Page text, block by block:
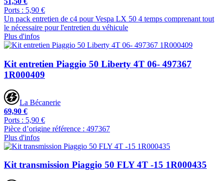
Ports : 5,90 €
Un pack entretien de c4 pour Vespa LX 50 4 temps comprenant tout
le nécessaire pour l'entretien du véhicule
Plus d'infos
Kit entretien Piaggio 50 Liberty 4T 06- 497367
1R000409
La Bécanerie
69,90 €
Ports : 5,90 €
Pièce d’origine référence : 497367
Plus d'infos
Kit transmission Piaggio 50 FLY 4T -15 1R000435